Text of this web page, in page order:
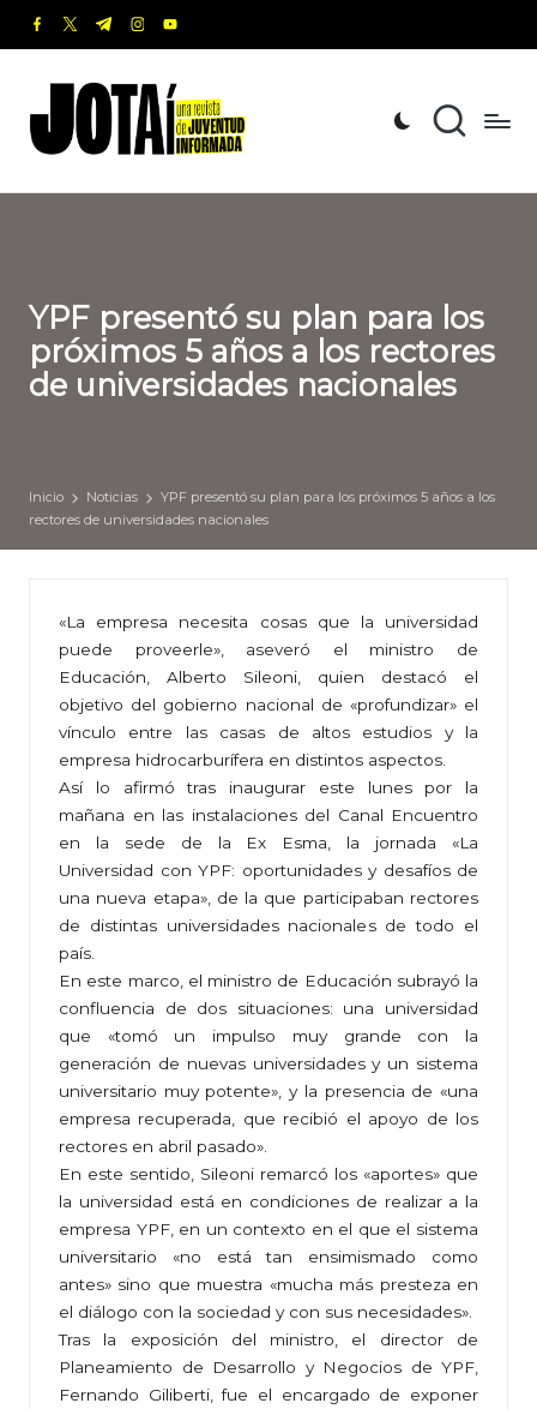
Saltar
contenido
facebook.com
twitter.com
t.me instagram.com
youtube.com
o
t
revista
de
Informada
YPF presentó su plan para los
próximos 5 años a los rectores
de universidades nacionales
Inicio Noticias
YPF presentó su plan para los próximos 5 años a los
rectores de universidades nacionales
«La empresa necesita cosas que la universidad
puede proveerle», aseveró el ministro de
Educación, Alberto Sileoni, quien destacó el
objetivo del gobierno nacional de «profundizar» el
vínculo entre las casas de altos estudios y la
empresa hidrocarburífera en distintos aspectos.
Así lo afirmó tras inaugurar este lunes por la
mañana en las instalaciones del Canal Encuentro
en la sede de la Ex Esma, la jornada «La
Universidad con YPF: oportunidades y desafíos de
una nueva etapa», de la que participaban rectores
de distintas universidades nacionales de todo el
país.
En este marco, el ministro de Educación subrayó la
confluencia de dos situaciones: una universidad
que «tomó un impulso muy grande con la
generación de nuevas universidades y un sistema
universitario muy potente», y la presencia de «una
empresa recuperada, que recibió el apoyo de los
rectores en abril pasado».
En este sentido, Sileoni remarcó los «aportes» que
la universidad está en condiciones de realizar a la
empresa YPF, en un contexto en el que el sistema
universitario «no está tan ensimismado como
antes» sino que muestra «mucha más presteza en
el diálogo con la sociedad y con sus necesidades».
Tras la exposición del ministro, el director de
Planeamiento de Desarrollo y Negocios de YPF,
Fernando Giliberti, fue el encargado de exponer